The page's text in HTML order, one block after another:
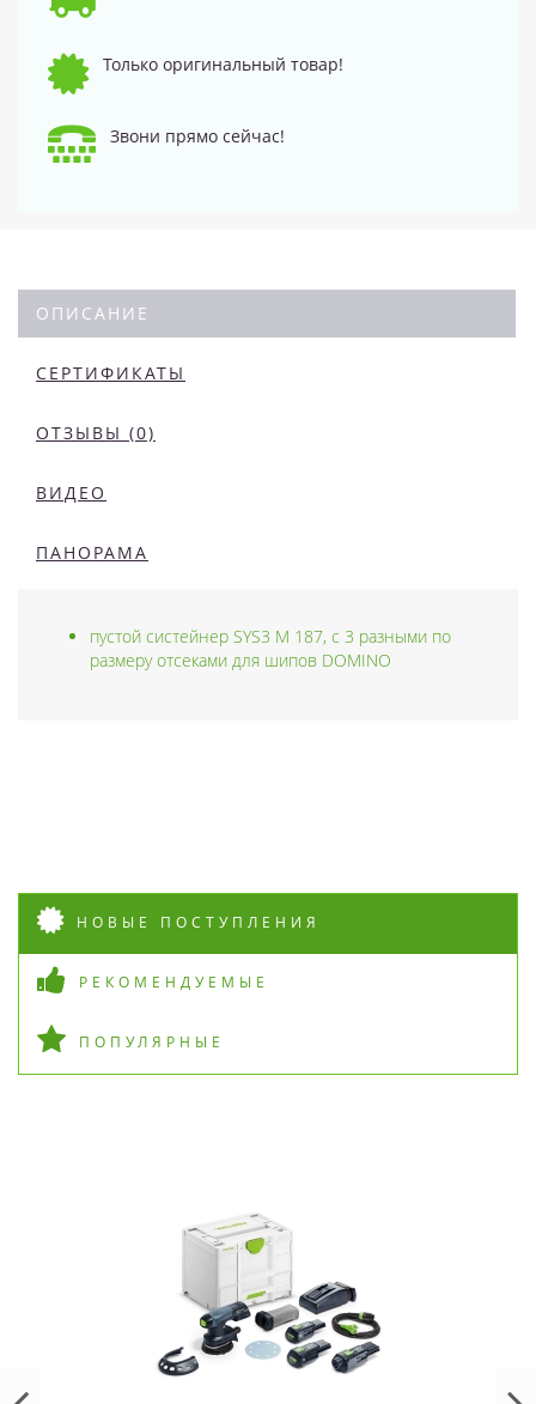
Только оригинальный товар!
Звони прямо сейчас!
ОПИСАНИЕ
СЕРТИФИКАТЫ
ОТЗЫВЫ (0)
ВИДЕО
ПАНОРАМА
пустой систейнер SYS3 M 187, с 3 разными по
размеру отсеками для шипов DOMINO
НОВЫЕ ПОСТУПЛЕНИЯ
РЕКОМЕНДУЕМЫЕ
ПОПУЛЯРНЫЕ